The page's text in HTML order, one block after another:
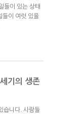
들이 있는 상태
들이 여럿 있을
기의 생존
습니다. 사람들